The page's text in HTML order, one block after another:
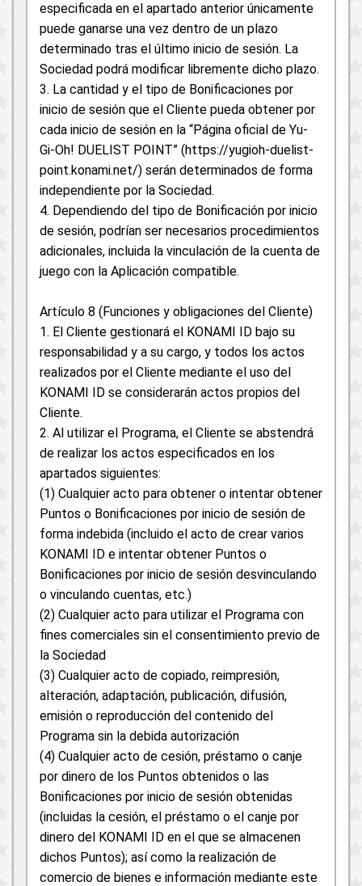
especificada en el apartado anterior únicamente
puede ganarse una vez dentro de un plazo
determinado tras el último inicio de sesión. La
Sociedad podrá modificar libremente dicho plazo.
3. La cantidad y el tipo de Bonificaciones por
inicio de sesión que el Cliente pueda obtener por
cada inicio de sesión en la “Página oficial de Yu-
Gi-Oh! DUELIST POINT” (https://yugioh-duelist-
point.konami.net/) serán determinados de forma
independiente por la Sociedad.
4. Dependiendo del tipo de Bonificación por inicio
de sesión, podrían ser necesarios procedimientos
adicionales, incluida la vinculación de la cuenta de
juego con la Aplicación compatible.
Artículo 8 (Funciones y obligaciones del Cliente)
1. El Cliente gestionará el KONAMI ID bajo su
responsabilidad y a su cargo, y todos los actos
realizados por el Cliente mediante el uso del
KONAMI ID se considerarán actos propios del
Cliente.
2. Al utilizar el Programa, el Cliente se abstendrá
de realizar los actos especificados en los
apartados siguientes:
(1) Cualquier acto para obtener o intentar obtener
Puntos o Bonificaciones por inicio de sesión de
forma indebida (incluido el acto de crear varios
KONAMI ID e intentar obtener Puntos o
Bonificaciones por inicio de sesión desvinculando
o vinculando cuentas, etc.)
(2) Cualquier acto para utilizar el Programa con
fines comerciales sin el consentimiento previo de
la Sociedad
(3) Cualquier acto de copiado, reimpresión,
alteración, adaptación, publicación, difusión,
emisión o reproducción del contenido del
Programa sin la debida autorización
(4) Cualquier acto de cesión, préstamo o canje
por dinero de los Puntos obtenidos o las
Bonificaciones por inicio de sesión obtenidas
(incluidas la cesión, el préstamo o el canje por
dinero del KONAMI ID en el que se almacenen
dichos Puntos); así como la realización de
comercio de bienes e información mediante este